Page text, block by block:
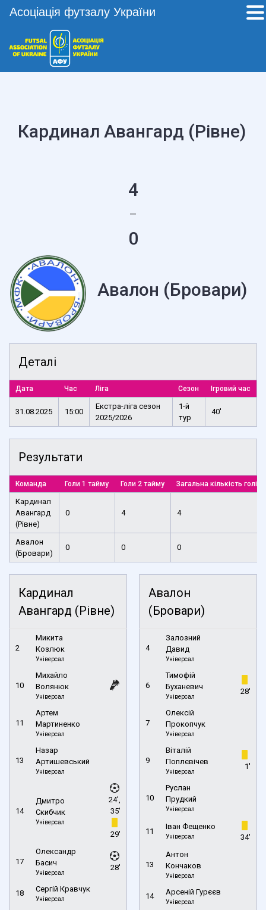
Кардинал Авангард (Рівне)
4
—
0
Авалон (Бровари)
Деталі
Дата Час Ліга Сезон Ігровий час
31.08.2025 15:00
Екстра-ліга сезон
2025/2026
1-й
тур
40'
Результати
Команда Голи 1 тайму Голи 2 тайму Загальна кількість голів
Кардинал
Авангард
(Рівне)
0 4 4
Авалон
(Бровари)
0 0 0
Кардинал
Авангард (Рівне)
2
Микита
Козлюк
Універсал
10
Михайло
Волянюк
Універсал
11
Артем
Мартиненко
Універсал
13
Назар
Артишевський
Універсал
14
Дмитро
Скибчик
Універсал
24',
35'
29'
17
Олександр
Басич
Універсал
28'
18 Сергій Кравчук
Універсал
Авалон
(Бровари)
4
Залозний
Давид
Універсал
6
Тимофій
Буханевич
Універсал
28'
7
Олексій
Прокопчук
Універсал
9
Віталій
Поплєвічев
Універсал
1'
10
Руслан
Прудкий
Універсал
11
Іван Фещенко
Універсал 34'
13
Антон
Кончаков
Універсал
14 Арсеній Гурєєв
Універсал
Асоціація футзалу України